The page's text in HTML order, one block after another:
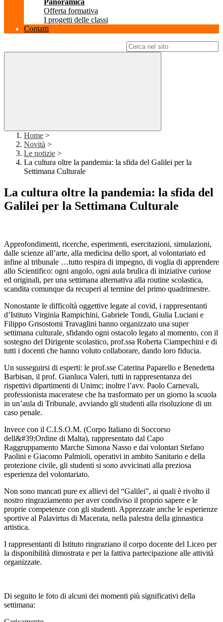
Panoramica
Offerta formativa
I progetti delle classi
Contatti
Home >
Novità >
Le notizie >
La cultura oltre la pandemia: la sfida del Galilei per la
Settimana Culturale
La cultura oltre la pandemia: la sfida del
Galilei per la Settimana Culturale
Approfondimenti, ricerche, esperimenti, esercitazioni, simulazioni,
dalle scienze all’arte, alla medicina dello sport, al volontariato ed
infine al tribunale …tutto respira di impegno, di voglia di apprendere
allo Scientifico: ogni angolo, ogni aula brulica di iniziative curiose
ed originali, per una settimana alternativa alla routine scolastica,
scandita comunque da recuperi al termine del primo quadrimestre.
Nonostante le difficoltà oggettive legate al covid, i rappresentanti
d’Istituto Virginia Rampichini, Gabriele Tondi, Giulia Luciani e
Filippo Grisostomi Travaglini hanno organizzato una super
settimana culturale, sfidando ogni ostacolo legato al momento, con il
sostegno del Dirigente scolastico, prof.ssa Roberta Ciampechini e di
tutti i docenti che hanno voluto collaborare, dando loro fiducia.
Un susseguirsi di esperti: le prof.sse Caterina Paparello e Benedetta
Barbisan, il prof. Gianluca Valeri, tutti in rappresentanza dei
rispettivi dipartimenti di Unimc; inoltre l’avv. Paolo Carnevali,
professionista maceratese che ha trasformato per un giorno la scuola
in un’aula di Tribunale, avviando gli studenti alla risoluzione di un
caso penale.
Invece con il C.I.S.O.M. (Corpo Italiano di Soccorso
dell&#39;Ordine di Malta), rappresentato dal Capo
Raggruppamento Marche Simona Nasso e dai volontari Stefano
Paolini e Giacomo Palmioli, operativi in ambito Sanitario e della
protezione civile, gli studenti si sono avvicinati alla preziosa
esperienza del volontariato.
Non sono mancati pure ex allievi del “Galilei”, ai quali è rivolto il
nostro ringraziamento per aver condiviso il proprio sapere e le
proprie competenze con gli studenti. Apprezzate anche le esperienze
sportive al Palavirtus di Macerata, nella palestra della ginnastica
artistica.
I rappresentanti di Istituto ringraziano il corpo docente del Liceo per
la disponibilità dimostrata e per la fattiva partecipazione alle attività
organizzate.
Di seguito le foto di alcuni dei momenti più significativi della
settimana: